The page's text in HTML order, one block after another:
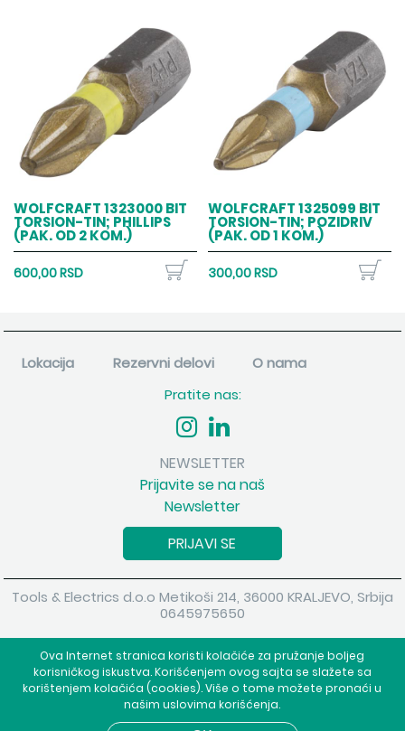
Ova Internet stranica koristi kolačiće za pružanje boljeg
korisničkog iskustva. Korišćenjem ovog sajta se slažete sa
korištenjem kolačića (cookies). Više o tome možete pronaći u
našim uslovima korišćenja.
WOLFCRAFT 1323000 BIT
TORSION-TIN; PHILLIPS
(PAK. OD 2 KOM.)
600,00 RSD
WOLFCRAFT 1325099 BIT
TORSION-TIN; POZIDRIV
(PAK. OD 1 KOM.)
300,00 RSD
Lokacija Rezervni delovi
O nama
Pratite nas:
NEWSLETTER
Prijavite se na naš
Newsletter
PRIJAVI SE
Tools & Electrics d.o.o Metikoši 214, 36000 KRALJEVO, Srbija
0645975650
Powered byshopen.com